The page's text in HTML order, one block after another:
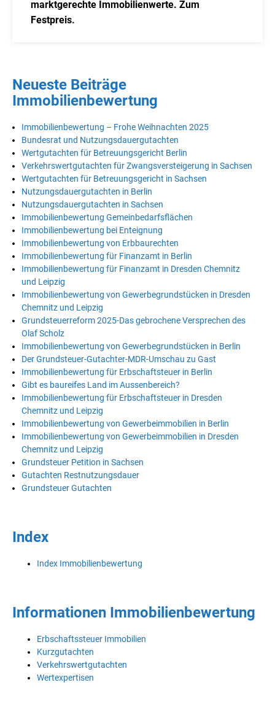
marktgerechte Immobilienwerte. Zum
Festpreis.
Neueste Beiträge
Immobilienbewertung
Immobilienbewertung – Frohe Weihnachten 2025
Bundesrat und Nutzungsdauergutachten
Wertgutachten für Betreuungsgericht Berlin
Verkehrswertgutachten für Zwangsversteigerung in Sachsen
Wertgutachten für Betreuungsgericht in Sachsen
Nutzungsdauergutachten in Berlin
Nutzungsdauergutachten in Sachsen
Immobilienbewertung Gemeinbedarfsflächen
Immobilienbewertung bei Enteignung
Immobilienbewertung von Erbbaurechten
Immobilienbewertung für Finanzamt in Berlin
Immobilienbewertung für Finanzamt in Dresden Chemnitz
und Leipzig
Immobilienbewertung von Gewerbegrundstücken in Dresden
Chemnitz und Leipzig
Grundsteuerreform 2025-Das gebrochene Versprechen des
Olaf Scholz
Immobilienbewertung von Gewerbegrundstücken in Berlin
Der Grundsteuer-Gutachter-MDR-Umschau zu Gast
Immobilienbewertung für Erbschaftsteuer in Berlin
Gibt es baureifes Land im Aussenbereich?
Immobilienbewertung für Erbschaftsteuer in Dresden
Chemnitz und Leipzig
Immobilienbewertung von Gewerbeimmobilien in Berlin
Immobilienbewertung von Gewerbeimmobilien in Dresden
Chemnitz und Leipzig
Grundsteuer Petition in Sachsen
Gutachten Restnutzungsdauer
Grundsteuer Gutachten
Index
Index Immobilienbewertung
Informationen Immobilienbewertung
Erbschaftssteuer Immobilien
Kurzgutachten
Verkehrswertgutachten
Wertexpertisen